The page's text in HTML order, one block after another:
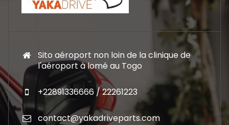
Sito aéroport non loin de la clinique de
l'aéroport à lomé au Togo
+22891336666 / 22261223
contact@yakadriveparts.com